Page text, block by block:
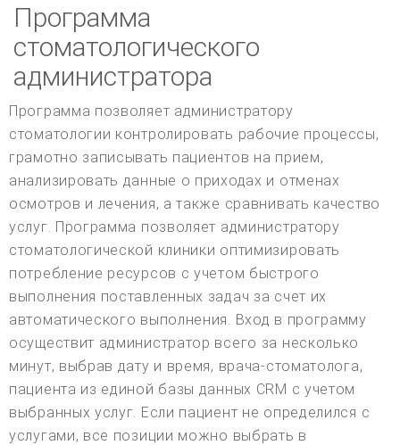
Программа
стоматологического
администратора
Программа позволяет администратору
стоматологии контролировать рабочие процессы,
грамотно записывать пациентов на прием,
анализировать данные о приходах и отменах
осмотров и лечения, а также сравнивать качество
услуг. Программа позволяет администратору
стоматологической клиники оптимизировать
потребление ресурсов с учетом быстрого
выполнения поставленных задач за счет их
автоматического выполнения. Вход в программу
осуществит администратор всего за несколько
минут, выбрав дату и время, врача-стоматолога,
пациента из единой базы данных CRM с учетом
выбранных услуг. Если пациент не определился с
услугами, все позиции можно выбрать в